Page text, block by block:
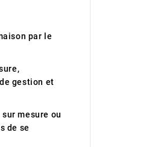
par le
gestion et
mesure ou
de se